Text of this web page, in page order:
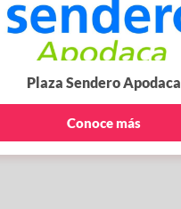
Plaza Sendero Apodaca
Conoce más